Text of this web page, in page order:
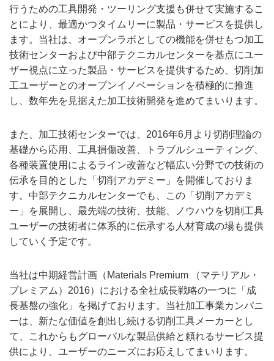
行うための工具開発・ツーリング支援も併せて実施するこ
とにより、最適かつタイムリーに製品・サービスを提供し
ます。当社は、オープンラボとしての機能を併せもつ加工
技術センターおよび中部テクニカルセンターを基点にユー
ザー視点に立った製品・サービスを提供するため、切削加
工ユーザーとのオープンイノベーションを積極的に推進
し、数年先を見据えた加工技術開発を進めてまいります。
また、加工技術センターでは、2016年6月より切削理論の
基礎から応用、工具損傷改善、トラブルシューティング、
各種装置使用によるライン改善など幅広い分野での技術の
伝承を目的とした「切削アカデミー」を開催しておりま
す。中部テクニカルセンターでも、この「切削アカデミ
ー」を展開し、最先端の技術、技能、ノウハウを切削工具
ユーザーの技術者に体系的に伝承する人材育成の場も提供
していく予定です。
当社は中期経営計画（Materials Premium （マテリアル・
プレミアム）2016）における全社成長戦略の一つに「成
長基盤の強化」を掲げております。当社加工事業カンパニ
ーは、新たな価値を創出し続ける切削工具メーカーとし
て、これからもグローバルな製品供給と頼れるサービス提
供により、ユーザーのニーズにお応えしてまいります。